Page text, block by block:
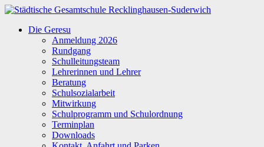
Zum
springen
Städtische
Gesamtschule
Recklinghausen-
Suderwich
Die Geresu
Anmeldung 2026
Rundgang
Schulleitungsteam
Lehrerinnen und Lehrer
Beratung
Schulsozialarbeit
Mitwirkung
Schulprogramm und Schulordnung
Terminplan
Downloads